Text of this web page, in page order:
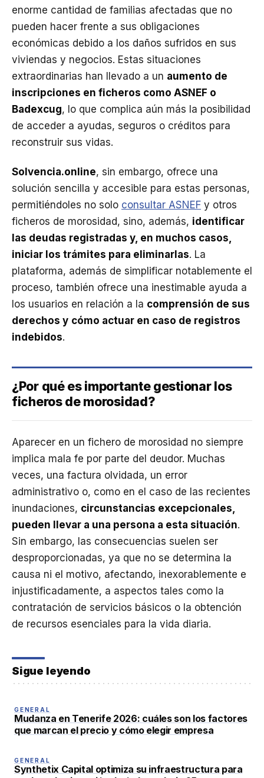
enorme cantidad de familias afectadas que no
pueden hacer frente a sus obligaciones
económicas debido a los daños sufridos en sus
viviendas y negocios. Estas situaciones
extraordinarias han llevado a un aumento de
inscripciones en ficheros como ASNEF o
Badexcug, lo que complica aún más la posibilidad
de acceder a ayudas, seguros o créditos para
reconstruir sus vidas.
Solvencia.online, sin embargo, ofrece una
solución sencilla y accesible para estas personas,
permitiéndoles no solo consultar ASNEF y otros
ficheros de morosidad, sino, además, identificar
las deudas registradas y, en muchos casos,
iniciar los trámites para eliminarlas. La
plataforma, además de simplificar notablemente el
proceso, también ofrece una inestimable ayuda a
los usuarios en relación a la comprensión de sus
derechos y cómo actuar en caso de registros
indebidos.
¿Por qué es importante gestionar los
ficheros de morosidad?
Aparecer en un fichero de morosidad no siempre
implica mala fe por parte del deudor. Muchas
veces, una factura olvidada, un error
administrativo o, como en el caso de las recientes
inundaciones, circunstancias excepcionales,
pueden llevar a una persona a esta situación.
Sin embargo, las consecuencias suelen ser
desproporcionadas, ya que no se determina la
causa ni el motivo, afectando, inexorablemente e
injustificadamente, a aspectos tales como la
contratación de servicios básicos o la obtención
de recursos esenciales para la vida diaria.
Sigue leyendo
GENERAL
Mudanza en Tenerife 2026: cuáles son los factores
que marcan el precio y cómo elegir empresa
GENERAL
Synthetix Capital optimiza su infraestructura para